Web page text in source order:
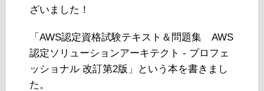
ざいました！
「AWS認定資格試験テキスト＆問題集 AWS
認定ソリューションアーキテクト - プロフェ
ッショナル 改訂第2版」という本を書きまし
た。